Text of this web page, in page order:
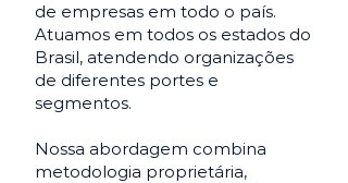
de empresas em todo o país.
Atuamos em todos os estados do
Brasil, atendendo organizações
de diferentes portes e
segmentos.
Nossa abordagem combina
metodologia proprietária,